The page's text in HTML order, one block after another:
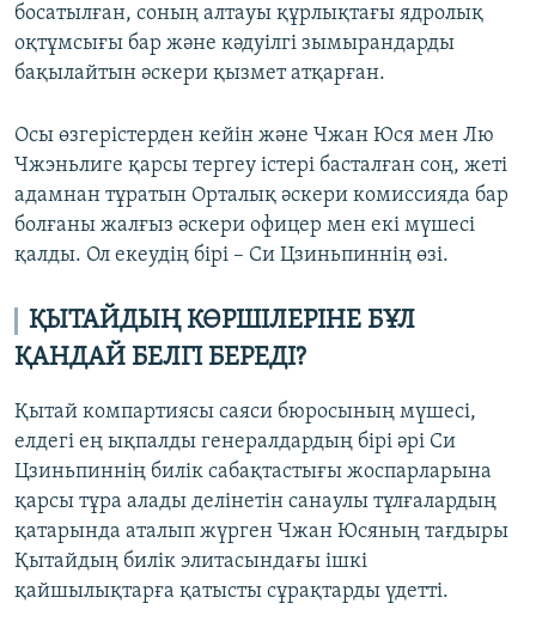
босатылған, соның алтауы құрлықтағы ядролық
оқтұмсығы бар және кәдуілгі зымырандарды
бақылайтын әскери қызмет атқарған.
Осы өзгерістерден кейін және Чжан Юся мен Лю
Чжэньлиге қарсы тергеу істері басталған соң, жеті
адамнан тұратын Орталық әскери комиссияда бар
болғаны жалғыз әскери офицер мен екі мүшесі
қалды. Ол екеудің бірі – Си Цзиньпиннің өзі.
ҚЫТАЙДЫҢ КӨРШІЛЕРІНЕ БҰЛ
ҚАНДАЙ БЕЛГІ БЕРЕДІ?
Қытай компартиясы саяси бюросының мүшесі,
елдегі ең ықпалды генералдардың бірі әрі Си
Цзиньпиннің билік сабақтастығы жоспарларына
қарсы тұра алады делінетін санаулы тұлғалардың
қатарында аталып жүрген Чжан Юсяның тағдыры
Қытайдың билік элитасындағы ішкі
қайшылықтарға қатысты сұрақтарды үдетті.